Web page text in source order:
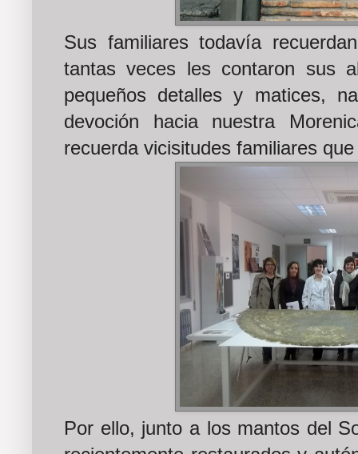
Sus familiares todavía
tantas veces les contaron sus
pequeños detalles y matices,
devoción hacia nuestra
recuerda vicisitudes familiares
Por ello, junto a los mantos del